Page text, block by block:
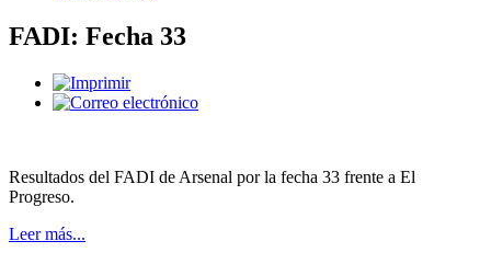
FADI: Fecha 33
Resultados del FADI de Arsenal por la fecha 33 frente a El
Progreso.
Leer más...